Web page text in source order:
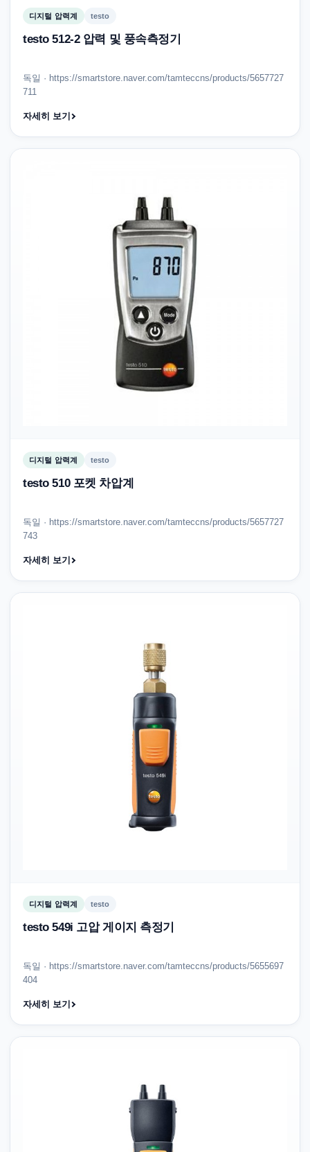
디지털 압력계 testo
testo 512-2 압력 및 풍속측정기
독일 · https://smartstore.naver.com/tamteccns/products/5657727
711
자세히 보기
디지털 압력계 testo
testo 510 포켓 차압계
독일 · https://smartstore.naver.com/tamteccns/products/5657727
743
자세히 보기
디지털 압력계 testo
testo 549i 고압 게이지 측정기
독일 · https://smartstore.naver.com/tamteccns/products/5655697
404
자세히 보기